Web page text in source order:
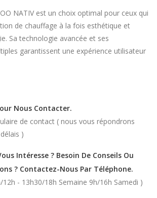
NATIV est un choix optimal pour ceux qui
de chauffage à la fois esthétique et
Sa technologie avancée et ses
garantissent une expérience utilisateur
Nous Contacter.
de contact ( nous vous répondrons
)
Intéresse ? Besoin De Conseils Ou
? Contactez-Nous Par Téléphone.
12h - 13h30/18h Semaine 9h/16h Samedi )